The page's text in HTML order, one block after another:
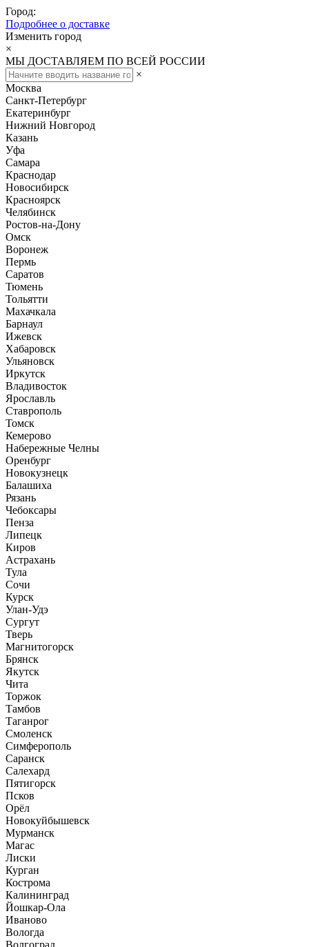
Город:
Подробнее о доставке
Изменить город
×
МЫ ДОСТАВЛЯЕМ ПО ВСЕЙ РОССИИ
×
Москва
Санкт-Петербург
Екатеринбург
Нижний Новгород
Казань
Уфа
Самара
Краснодар
Новосибирск
Красноярск
Челябинск
Ростов-на-Дону
Омск
Воронеж
Пермь
Саратов
Тюмень
Тольятти
Махачкала
Барнаул
Ижевск
Хабаровск
Ульяновск
Иркутск
Владивосток
Ярославль
Ставрополь
Томск
Кемерово
Набережные Челны
Оренбург
Новокузнецк
Балашиха
Рязань
Чебоксары
Пенза
Липецк
Киров
Астрахань
Тула
Сочи
Курск
Улан-Удэ
Сургут
Тверь
Магнитогорск
Брянск
Якутск
Чита
Торжок
Тамбов
Таганрог
Смоленск
Симферополь
Саранск
Салехард
Пятигорск
Псков
Орёл
Новокуйбышевск
Мурманск
Магас
Лиски
Курган
Кострома
Калининград
Йошкар-Ола
Иваново
Вологда
Волгоград